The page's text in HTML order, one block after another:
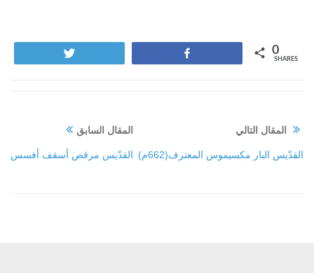
0
SHARES
المقال السابق
القدّيس مرقص أسقف أفسس
المقال التالي
القدّيس البار مكسيموس المعترف(662م)